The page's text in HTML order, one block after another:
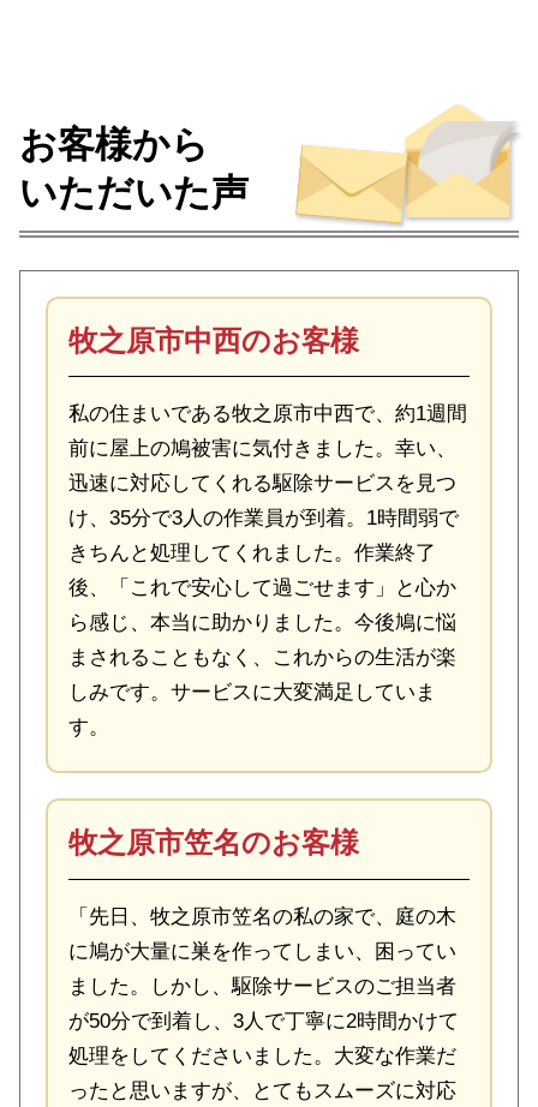
お客様から
いただいた声
牧之原市中西のお客様
私の住まいである牧之原市中西で、約1週間
前に屋上の鳩被害に気付きました。幸い、
迅速に対応してくれる駆除サービスを見つ
け、35分で3人の作業員が到着。1時間弱で
きちんと処理してくれました。作業終了
後、「これで安心して過ごせます」と心か
ら感じ、本当に助かりました。今後鳩に悩
まされることもなく、これからの生活が楽
しみです。サービスに大変満足していま
す。
牧之原市笠名のお客様
「先日、牧之原市笠名の私の家で、庭の木
に鳩が大量に巣を作ってしまい、困ってい
ました。しかし、駆除サービスのご担当者
が50分で到着し、3人で丁寧に2時間かけて
処理をしてくださいました。大変な作業だ
ったと思いますが、とてもスムーズに対応